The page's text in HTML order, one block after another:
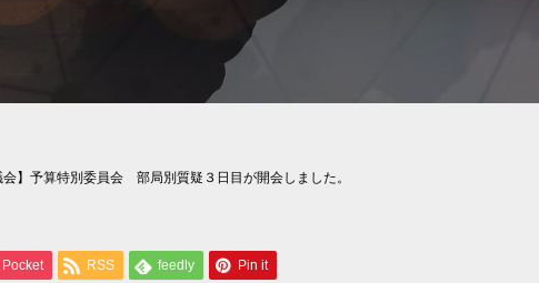
会】予算特別委員会 部局別質疑３日目が開会しました。
Pocket RSS feedly Pin it